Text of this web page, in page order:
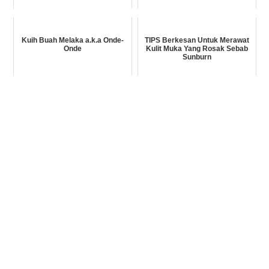
Kuih Buah Melaka a.k.a Onde-
Onde
TIPS Berkesan Untuk Merawat
Kulit Muka Yang Rosak Sebab
Sunburn